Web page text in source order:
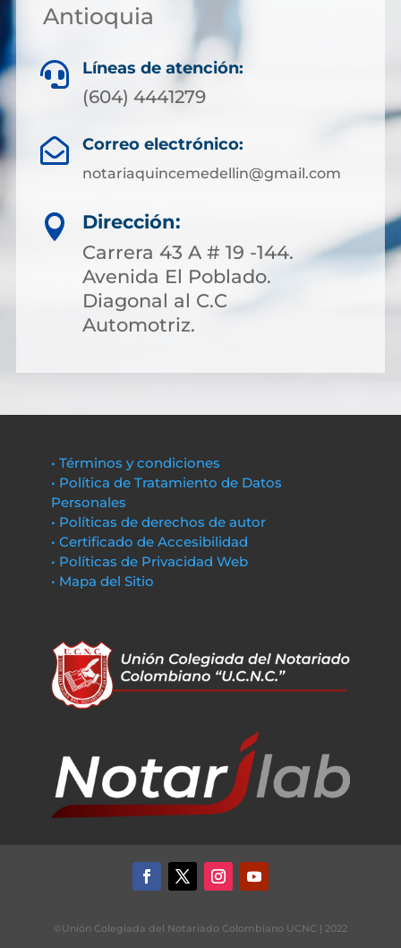
Antioquia
 Líneas de atención:
(604) 4441279
 Correo electrónico:
notariaquincemedellin@gmail.com

Dirección:
Carrera 43 A # 19 -144.
Avenida El Poblado.
Diagonal al C.C
Automotriz.
• Términos y condiciones
• Política de Tratamiento de Datos
Personales
• Políticas de derechos de autor
• Certificado de Accesibilidad
• Políticas de Privacidad Web
• Mapa del Sitio
©Unión Colegiada del Notariado Colombiano UCNC | 2022